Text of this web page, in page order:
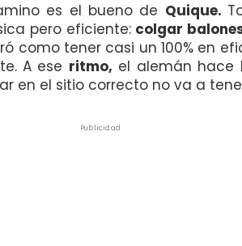
es el bueno de Quique.
pero eficiente: colgar
como tener casi un 100% en
A ese ritmo, el alemán hace
en el sitio correcto no va a
Publicidad